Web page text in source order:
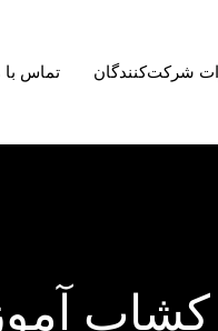
شرکت‌کنندگان تماس با